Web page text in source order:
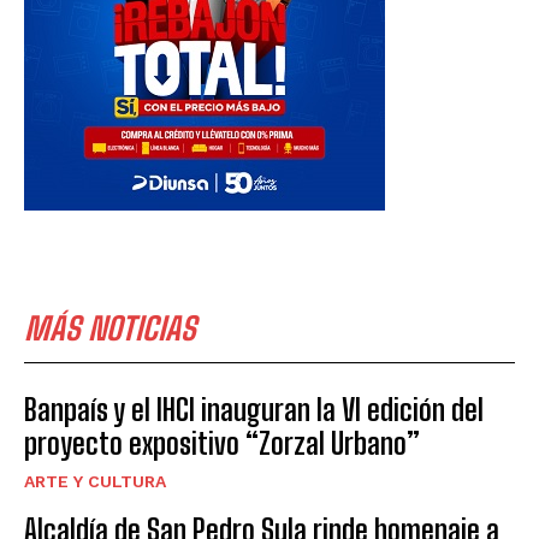
MÁS NOTICIAS
Banpaís y el IHCI inauguran la VI edición del
proyecto expositivo “Zorzal Urbano”
ARTE Y CULTURA
Alcaldía de San Pedro Sula rinde homenaje a